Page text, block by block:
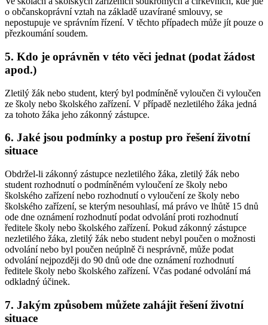
o občanskoprávní vztah na základě uzavírané smlouvy, se
nepostupuje ve správním řízení. V těchto případech může jít pouze o
přezkoumání soudem.
5. Kdo je oprávněn v této věci jednat (podat žádost
apod.)
Zletilý žák nebo student, který byl podmíněně vyloučen či vyloučen
ze školy nebo školského zařízení. V případě nezletilého žáka jedná
za tohoto žáka jeho zákonný zástupce.
6. Jaké jsou podmínky a postup pro řešení životní
situace
Obdržel-li zákonný zástupce nezletilého žáka, zletilý žák nebo
student rozhodnutí o podmíněném vyloučení ze školy nebo
školského zařízení nebo rozhodnutí o vyloučení ze školy nebo
školského zařízení, se kterým nesouhlasí, má právo ve lhůtě 15 dnů
ode dne oznámení rozhodnutí podat odvolání proti rozhodnutí
ředitele školy nebo školského zařízení. Pokud zákonný zástupce
nezletilého žáka, zletilý žák nebo student nebyl poučen o možnosti
odvolání nebo byl poučen neúplně či nesprávně, může podat
odvolání nejpozději do 90 dnů ode dne oznámení rozhodnutí
ředitele školy nebo školského zařízení. Včas podané odvolání má
odkladný účinek.
7. Jakým způsobem můžete zahájit řešení životní
situace